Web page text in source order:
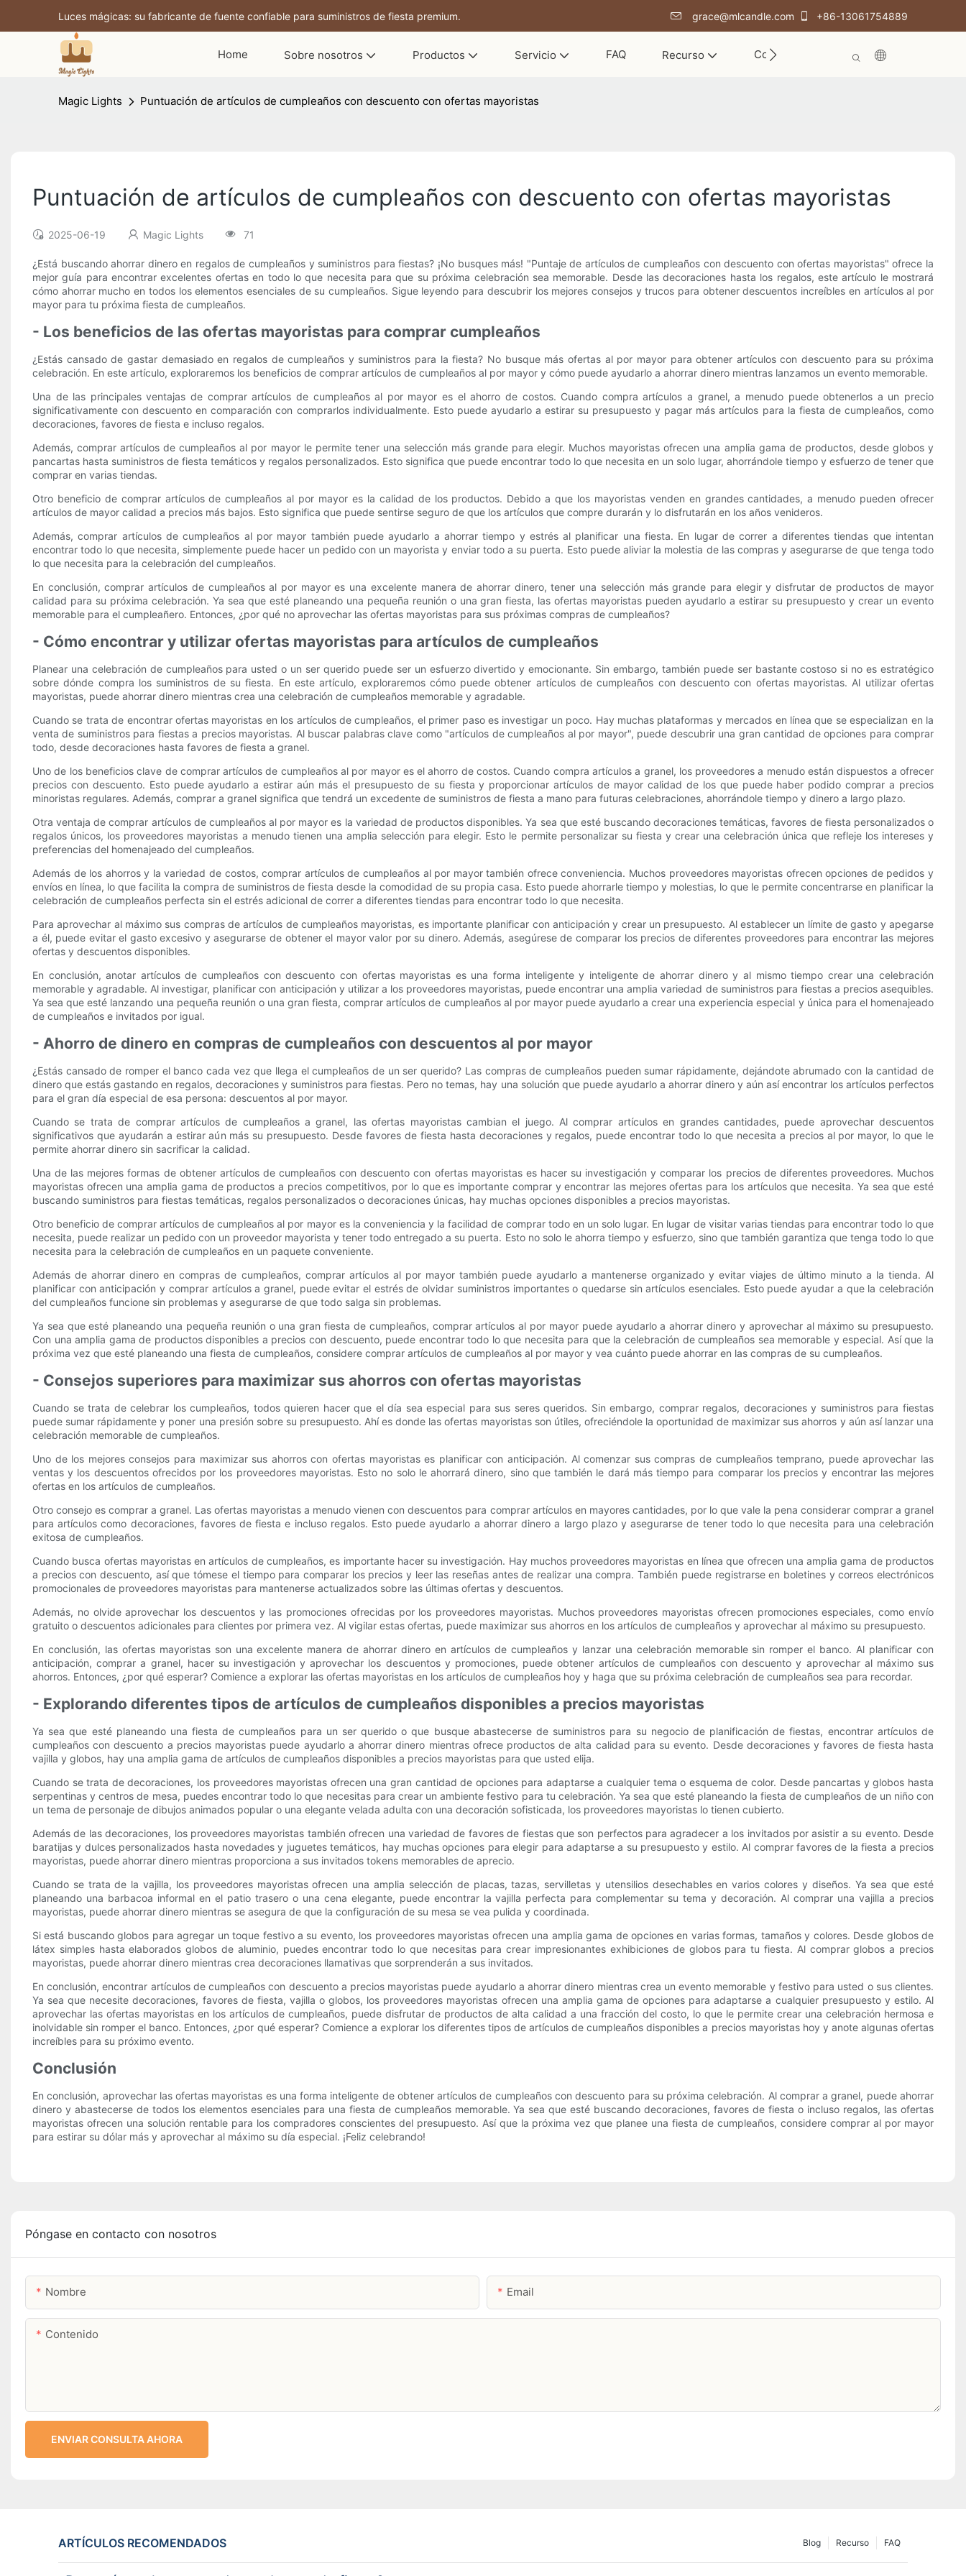
Luces mágicas: su fabricante de fuente confiable para suministros de fiesta premium. grace@mlcandle.com +86-13061754889
Home Sobre nosotros Productos Servicio FAQ Recurso Contacto
Magic Lights Puntuación de artículos de cumpleaños con descuento con ofertas mayoristas
Puntuación de artículos de cumpleaños con descuento con ofertas mayoristas
2025-06-19 Magic Lights 71
¿Está buscando ahorrar dinero en regalos de cumpleaños y suministros para fiestas? ¡No busques más! "Puntaje de artículos de cumpleaños con descuento con ofertas mayoristas" ofrece la
mejor guía para encontrar excelentes ofertas en todo lo que necesita para que su próxima celebración sea memorable. Desde las decoraciones hasta los regalos, este artículo le mostrará
cómo ahorrar mucho en todos los elementos esenciales de su cumpleaños. Sigue leyendo para descubrir los mejores consejos y trucos para obtener descuentos increíbles en artículos al por
mayor para tu próxima fiesta de cumpleaños.
- Los beneficios de las ofertas mayoristas para comprar cumpleaños
¿Estás cansado de gastar demasiado en regalos de cumpleaños y suministros para la fiesta? No busque más ofertas al por mayor para obtener artículos con descuento para su próxima
celebración. En este artículo, exploraremos los beneficios de comprar artículos de cumpleaños al por mayor y cómo puede ayudarlo a ahorrar dinero mientras lanzamos un evento memorable.
Una de las principales ventajas de comprar artículos de cumpleaños al por mayor es el ahorro de costos. Cuando compra artículos a granel, a menudo puede obtenerlos a un precio
significativamente con descuento en comparación con comprarlos individualmente. Esto puede ayudarlo a estirar su presupuesto y pagar más artículos para la fiesta de cumpleaños, como
decoraciones, favores de fiesta e incluso regalos.
Además, comprar artículos de cumpleaños al por mayor le permite tener una selección más grande para elegir. Muchos mayoristas ofrecen una amplia gama de productos, desde globos y
pancartas hasta suministros de fiesta temáticos y regalos personalizados. Esto significa que puede encontrar todo lo que necesita en un solo lugar, ahorrándole tiempo y esfuerzo de tener que
comprar en varias tiendas.
Otro beneficio de comprar artículos de cumpleaños al por mayor es la calidad de los productos. Debido a que los mayoristas venden en grandes cantidades, a menudo pueden ofrecer
artículos de mayor calidad a precios más bajos. Esto significa que puede sentirse seguro de que los artículos que compre durarán y lo disfrutarán en los años venideros.
Además, comprar artículos de cumpleaños al por mayor también puede ayudarlo a ahorrar tiempo y estrés al planificar una fiesta. En lugar de correr a diferentes tiendas que intentan
encontrar todo lo que necesita, simplemente puede hacer un pedido con un mayorista y enviar todo a su puerta. Esto puede aliviar la molestia de las compras y asegurarse de que tenga todo
lo que necesita para la celebración del cumpleaños.
En conclusión, comprar artículos de cumpleaños al por mayor es una excelente manera de ahorrar dinero, tener una selección más grande para elegir y disfrutar de productos de mayor
calidad para su próxima celebración. Ya sea que esté planeando una pequeña reunión o una gran fiesta, las ofertas mayoristas pueden ayudarlo a estirar su presupuesto y crear un evento
memorable para el cumpleañero. Entonces, ¿por qué no aprovechar las ofertas mayoristas para sus próximas compras de cumpleaños?
- Cómo encontrar y utilizar ofertas mayoristas para artículos de cumpleaños
Planear una celebración de cumpleaños para usted o un ser querido puede ser un esfuerzo divertido y emocionante. Sin embargo, también puede ser bastante costoso si no es estratégico
sobre dónde compra los suministros de su fiesta. En este artículo, exploraremos cómo puede obtener artículos de cumpleaños con descuento con ofertas mayoristas. Al utilizar ofertas
mayoristas, puede ahorrar dinero mientras crea una celebración de cumpleaños memorable y agradable.
Cuando se trata de encontrar ofertas mayoristas en los artículos de cumpleaños, el primer paso es investigar un poco. Hay muchas plataformas y mercados en línea que se especializan en la
venta de suministros para fiestas a precios mayoristas. Al buscar palabras clave como "artículos de cumpleaños al por mayor", puede descubrir una gran cantidad de opciones para comprar
todo, desde decoraciones hasta favores de fiesta a granel.
Uno de los beneficios clave de comprar artículos de cumpleaños al por mayor es el ahorro de costos. Cuando compra artículos a granel, los proveedores a menudo están dispuestos a ofrecer
precios con descuento. Esto puede ayudarlo a estirar aún más el presupuesto de su fiesta y proporcionar artículos de mayor calidad de los que puede haber podido comprar a precios
minoristas regulares. Además, comprar a granel significa que tendrá un excedente de suministros de fiesta a mano para futuras celebraciones, ahorrándole tiempo y dinero a largo plazo.
Otra ventaja de comprar artículos de cumpleaños al por mayor es la variedad de productos disponibles. Ya sea que esté buscando decoraciones temáticas, favores de fiesta personalizados o
regalos únicos, los proveedores mayoristas a menudo tienen una amplia selección para elegir. Esto le permite personalizar su fiesta y crear una celebración única que refleje los intereses y
preferencias del homenajeado del cumpleaños.
Además de los ahorros y la variedad de costos, comprar artículos de cumpleaños al por mayor también ofrece conveniencia. Muchos proveedores mayoristas ofrecen opciones de pedidos y
envíos en línea, lo que facilita la compra de suministros de fiesta desde la comodidad de su propia casa. Esto puede ahorrarle tiempo y molestias, lo que le permite concentrarse en planificar la
celebración de cumpleaños perfecta sin el estrés adicional de correr a diferentes tiendas para encontrar todo lo que necesita.
Para aprovechar al máximo sus compras de artículos de cumpleaños mayoristas, es importante planificar con anticipación y crear un presupuesto. Al establecer un límite de gasto y apegarse
a él, puede evitar el gasto excesivo y asegurarse de obtener el mayor valor por su dinero. Además, asegúrese de comparar los precios de diferentes proveedores para encontrar las mejores
ofertas y descuentos disponibles.
En conclusión, anotar artículos de cumpleaños con descuento con ofertas mayoristas es una forma inteligente y inteligente de ahorrar dinero y al mismo tiempo crear una celebración
memorable y agradable. Al investigar, planificar con anticipación y utilizar a los proveedores mayoristas, puede encontrar una amplia variedad de suministros para fiestas a precios asequibles.
Ya sea que esté lanzando una pequeña reunión o una gran fiesta, comprar artículos de cumpleaños al por mayor puede ayudarlo a crear una experiencia especial y única para el homenajeado
de cumpleaños e invitados por igual.
- Ahorro de dinero en compras de cumpleaños con descuentos al por mayor
¿Estás cansado de romper el banco cada vez que llega el cumpleaños de un ser querido? Las compras de cumpleaños pueden sumar rápidamente, dejándote abrumado con la cantidad de
dinero que estás gastando en regalos, decoraciones y suministros para fiestas. Pero no temas, hay una solución que puede ayudarlo a ahorrar dinero y aún así encontrar los artículos perfectos
para el gran día especial de esa persona: descuentos al por mayor.
Cuando se trata de comprar artículos de cumpleaños a granel, las ofertas mayoristas cambian el juego. Al comprar artículos en grandes cantidades, puede aprovechar descuentos
significativos que ayudarán a estirar aún más su presupuesto. Desde favores de fiesta hasta decoraciones y regalos, puede encontrar todo lo que necesita a precios al por mayor, lo que le
permite ahorrar dinero sin sacrificar la calidad.
Una de las mejores formas de obtener artículos de cumpleaños con descuento con ofertas mayoristas es hacer su investigación y comparar los precios de diferentes proveedores. Muchos
mayoristas ofrecen una amplia gama de productos a precios competitivos, por lo que es importante comprar y encontrar las mejores ofertas para los artículos que necesita. Ya sea que esté
buscando suministros para fiestas temáticas, regalos personalizados o decoraciones únicas, hay muchas opciones disponibles a precios mayoristas.
Otro beneficio de comprar artículos de cumpleaños al por mayor es la conveniencia y la facilidad de comprar todo en un solo lugar. En lugar de visitar varias tiendas para encontrar todo lo que
necesita, puede realizar un pedido con un proveedor mayorista y tener todo entregado a su puerta. Esto no solo le ahorra tiempo y esfuerzo, sino que también garantiza que tenga todo lo que
necesita para la celebración de cumpleaños en un paquete conveniente.
Además de ahorrar dinero en compras de cumpleaños, comprar artículos al por mayor también puede ayudarlo a mantenerse organizado y evitar viajes de último minuto a la tienda. Al
planificar con anticipación y comprar artículos a granel, puede evitar el estrés de olvidar suministros importantes o quedarse sin artículos esenciales. Esto puede ayudar a que la celebración
del cumpleaños funcione sin problemas y asegurarse de que todo salga sin problemas.
Ya sea que esté planeando una pequeña reunión o una gran fiesta de cumpleaños, comprar artículos al por mayor puede ayudarlo a ahorrar dinero y aprovechar al máximo su presupuesto.
Con una amplia gama de productos disponibles a precios con descuento, puede encontrar todo lo que necesita para que la celebración de cumpleaños sea memorable y especial. Así que la
próxima vez que esté planeando una fiesta de cumpleaños, considere comprar artículos de cumpleaños al por mayor y vea cuánto puede ahorrar en las compras de su cumpleaños.
- Consejos superiores para maximizar sus ahorros con ofertas mayoristas
Cuando se trata de celebrar los cumpleaños, todos quieren hacer que el día sea especial para sus seres queridos. Sin embargo, comprar regalos, decoraciones y suministros para fiestas
puede sumar rápidamente y poner una presión sobre su presupuesto. Ahí es donde las ofertas mayoristas son útiles, ofreciéndole la oportunidad de maximizar sus ahorros y aún así lanzar una
celebración memorable de cumpleaños.
Uno de los mejores consejos para maximizar sus ahorros con ofertas mayoristas es planificar con anticipación. Al comenzar sus compras de cumpleaños temprano, puede aprovechar las
ventas y los descuentos ofrecidos por los proveedores mayoristas. Esto no solo le ahorrará dinero, sino que también le dará más tiempo para comparar los precios y encontrar las mejores
ofertas en los artículos de cumpleaños.
Otro consejo es comprar a granel. Las ofertas mayoristas a menudo vienen con descuentos para comprar artículos en mayores cantidades, por lo que vale la pena considerar comprar a granel
para artículos como decoraciones, favores de fiesta e incluso regalos. Esto puede ayudarlo a ahorrar dinero a largo plazo y asegurarse de tener todo lo que necesita para una celebración
exitosa de cumpleaños.
Cuando busca ofertas mayoristas en artículos de cumpleaños, es importante hacer su investigación. Hay muchos proveedores mayoristas en línea que ofrecen una amplia gama de productos
a precios con descuento, así que tómese el tiempo para comparar los precios y leer las reseñas antes de realizar una compra. También puede registrarse en boletines y correos electrónicos
promocionales de proveedores mayoristas para mantenerse actualizados sobre las últimas ofertas y descuentos.
Además, no olvide aprovechar los descuentos y las promociones ofrecidas por los proveedores mayoristas. Muchos proveedores mayoristas ofrecen promociones especiales, como envío
gratuito o descuentos adicionales para clientes por primera vez. Al vigilar estas ofertas, puede maximizar sus ahorros en los artículos de cumpleaños y aprovechar al máximo su presupuesto.
En conclusión, las ofertas mayoristas son una excelente manera de ahorrar dinero en artículos de cumpleaños y lanzar una celebración memorable sin romper el banco. Al planificar con
anticipación, comprar a granel, hacer su investigación y aprovechar los descuentos y promociones, puede obtener artículos de cumpleaños con descuento y aprovechar al máximo sus
ahorros. Entonces, ¿por qué esperar? Comience a explorar las ofertas mayoristas en los artículos de cumpleaños hoy y haga que su próxima celebración de cumpleaños sea para recordar.
- Explorando diferentes tipos de artículos de cumpleaños disponibles a precios mayoristas
Ya sea que esté planeando una fiesta de cumpleaños para un ser querido o que busque abastecerse de suministros para su negocio de planificación de fiestas, encontrar artículos de
cumpleaños con descuento a precios mayoristas puede ayudarlo a ahorrar dinero mientras ofrece productos de alta calidad para su evento. Desde decoraciones y favores de fiesta hasta
vajilla y globos, hay una amplia gama de artículos de cumpleaños disponibles a precios mayoristas para que usted elija.
Cuando se trata de decoraciones, los proveedores mayoristas ofrecen una gran cantidad de opciones para adaptarse a cualquier tema o esquema de color. Desde pancartas y globos hasta
serpentinas y centros de mesa, puedes encontrar todo lo que necesitas para crear un ambiente festivo para tu celebración. Ya sea que esté planeando la fiesta de cumpleaños de un niño con
un tema de personaje de dibujos animados popular o una elegante velada adulta con una decoración sofisticada, los proveedores mayoristas lo tienen cubierto.
Además de las decoraciones, los proveedores mayoristas también ofrecen una variedad de favores de fiestas que son perfectos para agradecer a los invitados por asistir a su evento. Desde
baratijas y dulces personalizados hasta novedades y juguetes temáticos, hay muchas opciones para elegir para adaptarse a su presupuesto y estilo. Al comprar favores de la fiesta a precios
mayoristas, puede ahorrar dinero mientras proporciona a sus invitados tokens memorables de aprecio.
Cuando se trata de la vajilla, los proveedores mayoristas ofrecen una amplia selección de placas, tazas, servilletas y utensilios desechables en varios colores y diseños. Ya sea que esté
planeando una barbacoa informal en el patio trasero o una cena elegante, puede encontrar la vajilla perfecta para complementar su tema y decoración. Al comprar una vajilla a precios
mayoristas, puede ahorrar dinero mientras se asegura de que la configuración de su mesa se vea pulida y coordinada.
Si está buscando globos para agregar un toque festivo a su evento, los proveedores mayoristas ofrecen una amplia gama de opciones en varias formas, tamaños y colores. Desde globos de
látex simples hasta elaborados globos de aluminio, puedes encontrar todo lo que necesitas para crear impresionantes exhibiciones de globos para tu fiesta. Al comprar globos a precios
mayoristas, puede ahorrar dinero mientras crea decoraciones llamativas que sorprenderán a sus invitados.
En conclusión, encontrar artículos de cumpleaños con descuento a precios mayoristas puede ayudarlo a ahorrar dinero mientras crea un evento memorable y festivo para usted o sus clientes.
Ya sea que necesite decoraciones, favores de fiesta, vajilla o globos, los proveedores mayoristas ofrecen una amplia gama de opciones para adaptarse a cualquier presupuesto y estilo. Al
aprovechar las ofertas mayoristas en los artículos de cumpleaños, puede disfrutar de productos de alta calidad a una fracción del costo, lo que le permite crear una celebración hermosa e
inolvidable sin romper el banco. Entonces, ¿por qué esperar? Comience a explorar los diferentes tipos de artículos de cumpleaños disponibles a precios mayoristas hoy y anote algunas ofertas
increíbles para su próximo evento.
Conclusión
En conclusión, aprovechar las ofertas mayoristas es una forma inteligente de obtener artículos de cumpleaños con descuento para su próxima celebración. Al comprar a granel, puede ahorrar
dinero y abastecerse de todos los elementos esenciales para una fiesta de cumpleaños memorable. Ya sea que esté buscando decoraciones, favores de fiesta o incluso regalos, las ofertas
mayoristas ofrecen una solución rentable para los compradores conscientes del presupuesto. Así que la próxima vez que planee una fiesta de cumpleaños, considere comprar al por mayor
para estirar su dólar más y aprovechar al máximo su día especial. ¡Feliz celebrando!
Póngase en contacto con nosotros
Nombre Email
Contenido
ENVIAR CONSULTA AHORA
ARTÍCULOS RECOMENDADOS FAQ
Recurso
Blog